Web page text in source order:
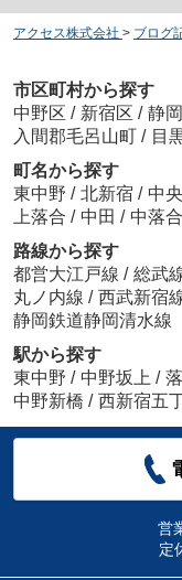
アクセス株式会社 > ブログ
市区町村から探す
中野区 / 新宿区 / 静
入間郡毛呂山町 / 目
町名から探す
東中野 / 北新宿 / 中央
上落合 / 中田 / 中落合
路線から探す
都営大江戸線 / 総武
丸ノ内線 / 西武新宿
静岡鉄道静岡清水線
駅から探す
東中野 / 中野坂上 /
中野新橋 / 西新宿五
営
定